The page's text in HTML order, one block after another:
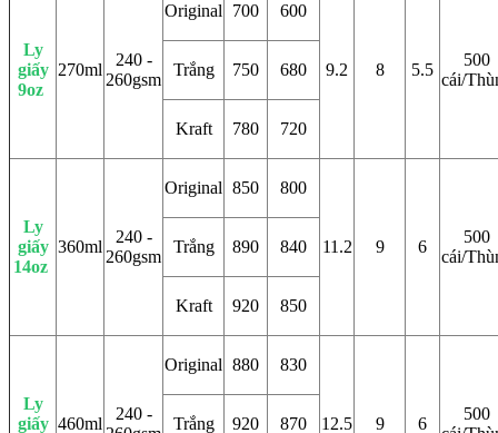
Ly
giấy
9oz
270ml
240 -
260gsm
Original 700 600
9.2 8 5.5
500
cái/
Trắng 750 680
Kraft 780 720
Ly
giấy
14oz
360ml
240 -
260gsm
Original 850 800
11.2 9 6
500
cái/
Trắng 890 840
Kraft 920 850
Ly
giấy 460ml
240 -
Original 880 830
12.5 9 6
500
Trắng 920 870